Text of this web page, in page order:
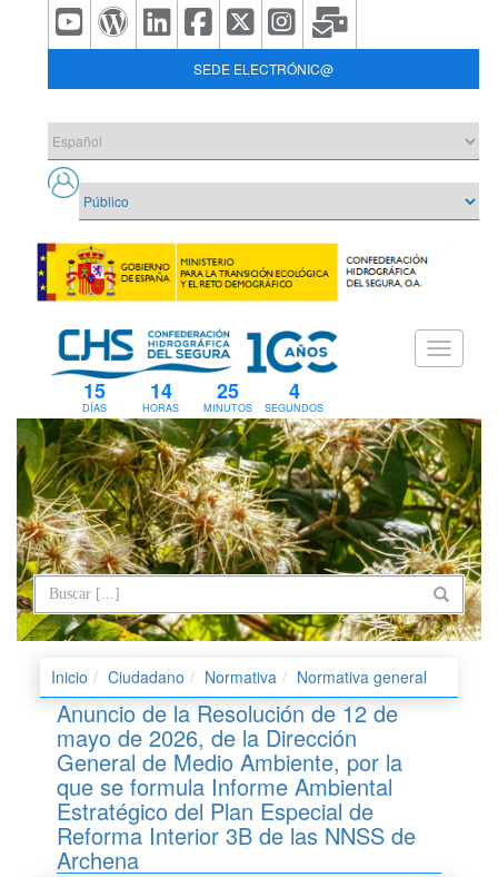
SEDE ELECTRÓNIC@
15
DÍAS
14
HORAS
25
MINUTOS
4
SEGUNDOS
Inicio Ciudadano Normativa Normativa general
Anuncio de la Resolución de 12 de
mayo de 2026, de la Dirección
General de Medio Ambiente, por la
que se formula Informe Ambiental
Estratégico del Plan Especial de
Reforma Interior 3B de las NNSS de
Archena